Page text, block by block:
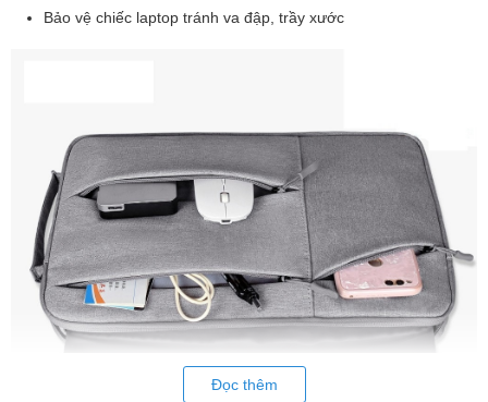
Bảo vệ chiếc laptop tránh va đập, trầy xước
Đọc thêm